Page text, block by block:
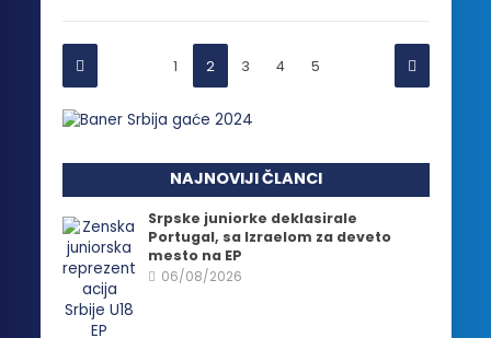
1 2 3 4 5
NAJNOVIJI ČLANCI
Srpske juniorke deklasirale
Portugal, sa Izraelom za deveto
mesto na EP
06/08/2026